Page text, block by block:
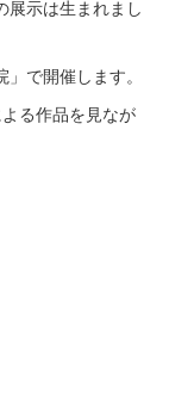
展示は生まれまし
で開催します。
る作品を見なが